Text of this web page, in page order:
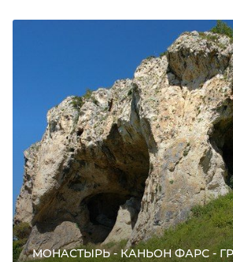
МОНАСТЫРЬ - КАНЬОН ФАРС -